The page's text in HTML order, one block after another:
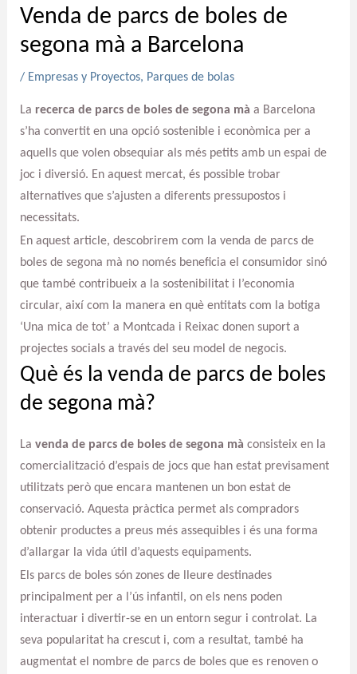
Venda de parcs de boles de
segona mà a Barcelona
/ Empresas y Proyectos, Parques de bolas
La recerca de parcs de boles de segona mà a Barcelona
s’ha convertit en una opció sostenible i econòmica per a
aquells que volen obsequiar als més petits amb un espai de
joc i diversió. En aquest mercat, és possible trobar
alternatives que s’ajusten a diferents pressupostos i
necessitats.
En aquest article, descobrirem com la venda de parcs de
boles de segona mà no només beneficia el consumidor sinó
que també contribueix a la sostenibilitat i l’economia
circular, així com la manera en què entitats com la botiga
‘Una mica de tot’ a Montcada i Reixac donen suport a
projectes socials a través del seu model de negocis.
Què és la venda de parcs de boles
de segona mà?
La venda de parcs de boles de segona mà consisteix en la
comercialització d’espais de jocs que han estat previsament
utilitzats però que encara mantenen un bon estat de
conservació. Aquesta pràctica permet als compradors
obtenir productes a preus més assequibles i és una forma
d’allargar la vida útil d’aquests equipaments.
Els parcs de boles són zones de lleure destinades
principalment per a l’ús infantil, on els nens poden
interactuar i divertir-se en un entorn segur i controlat. La
seva popularitat ha crescut i, com a resultat, també ha
augmentat el nombre de parcs de boles que es renoven o